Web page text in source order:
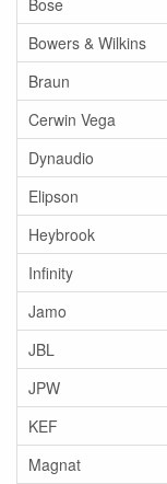
Bose
Bowers & Wilkins
Braun
Cerwin Vega
Dynaudio
Elipson
Heybrook
Infinity
Jamo
JBL
JPW
KEF
Magnat